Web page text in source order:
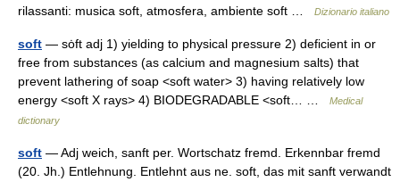
rilassanti: musica soft, atmosfera, ambiente soft …
Dizionario italiano
soft — sȯft adj 1) yielding to physical pressure 2) deficient in or
free from substances (as calcium and magnesium salts) that
prevent lathering of soap <soft water> 3) having relatively low
energy <soft X rays> 4) BIODEGRADABLE <soft… …
Medical
dictionary
soft — Adj weich, sanft per. Wortschatz fremd. Erkennbar fremd
(20. Jh.) Entlehnung. Entlehnt aus ne. soft, das mit sanft verwandt